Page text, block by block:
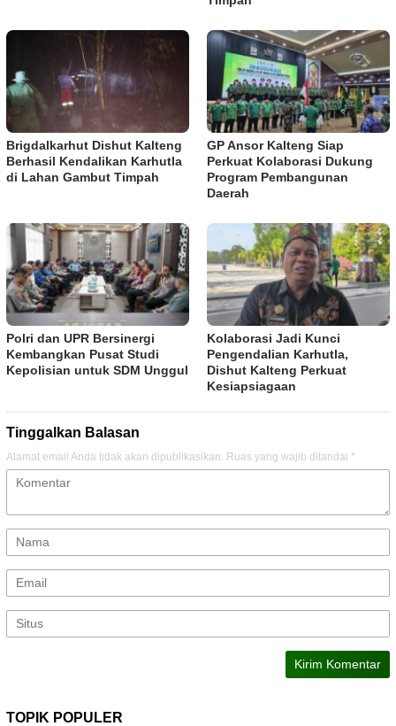
Brigdalkarhut Dishut Kalteng
Berhasil Kendalikan Karhutla
di Lahan Gambut Timpah
GP Ansor Kalteng Siap
Perkuat Kolaborasi Dukung
Program Pembangunan
Daerah
Polri dan UPR Bersinergi
Kembangkan Pusat Studi
Kepolisian untuk SDM Unggul
Kolaborasi Jadi Kunci
Pengendalian Karhutla,
Dishut Kalteng Perkuat
Kesiapsiagaan
Tinggalkan Balasan
Alamat email Anda tidak akan dipublikasikan. Ruas yang wajib ditandai *
TOPIK POPULER